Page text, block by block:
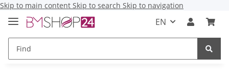
Skip to main content Skip to search Skip to navigation
EN